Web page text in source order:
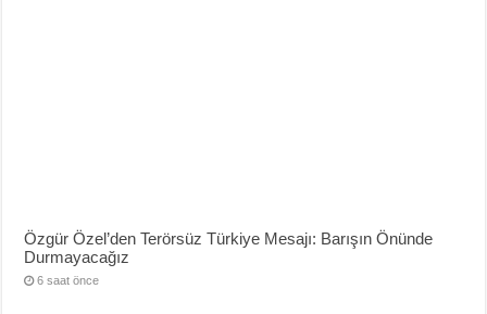
Özgür Özel’den Terörsüz Türkiye Mesajı: Barışın Önünde
Durmayacağız
6 saat önce